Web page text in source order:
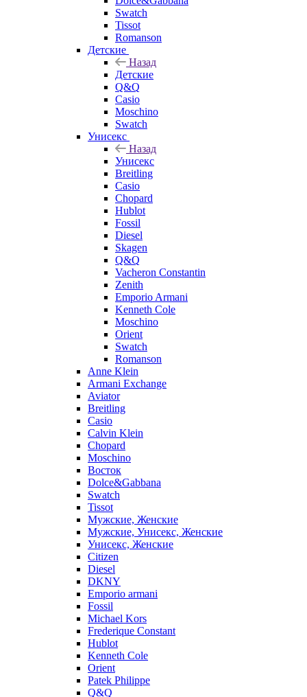
Swatch
Tissot
Romanson
Детские
Назад
Детские
Q&Q
Casio
Moschino
Swatch
Унисекс
Назад
Унисекс
Breitling
Casio
Chopard
Hublot
Fossil
Diesel
Skagen
Q&Q
Vacheron Constantin
Zenith
Emporio Armani
Kenneth Cole
Moschino
Orient
Swatch
Romanson
Anne Klein
Armani Exchange
Aviator
Breitling
Casio
Calvin Klein
Chopard
Moschino
Восток
Dolce&Gabbana
Swatch
Tissot
Мужские, Женские
Мужские, Унисекс, Женские
Унисекс, Женские
Citizen
Diesel
DKNY
Emporio armani
Fossil
Michael Kors
Frederique Constant
Hublot
Kenneth Cole
Orient
Patek Philippe
Q&Q